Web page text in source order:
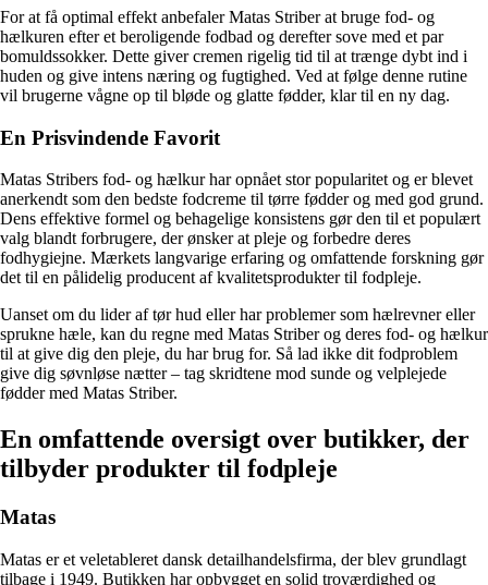
For at få optimal effekt anbefaler Matas Striber at bruge fod- og
hælkuren efter et beroligende fodbad og derefter sove med et par
bomuldssokker. Dette giver cremen rigelig tid til at trænge dybt ind i
huden og give intens næring og fugtighed. Ved at følge denne rutine
vil brugerne vågne op til bløde og glatte fødder, klar til en ny dag.
En Prisvindende Favorit
Matas Stribers fod- og hælkur har opnået stor popularitet og er blevet
anerkendt som den bedste fodcreme til tørre fødder og med god grund.
Dens effektive formel og behagelige konsistens gør den til et populært
valg blandt forbrugere, der ønsker at pleje og forbedre deres
fodhygiejne. Mærkets langvarige erfaring og omfattende forskning gør
det til en pålidelig producent af kvalitetsprodukter til fodpleje.
Uanset om du lider af tør hud eller har problemer som hælrevner eller
sprukne hæle, kan du regne med Matas Striber og deres fod- og hælkur
til at give dig den pleje, du har brug for. Så lad ikke dit fodproblem
give dig søvnløse nætter – tag skridtene mod sunde og velplejede
fødder med Matas Striber.
En omfattende oversigt over butikker, der
tilbyder produkter til fodpleje
Matas
Matas er et veletableret dansk detailhandelsfirma, der blev grundlagt
tilbage i 1949. Butikken har opbygget en solid troværdighed og